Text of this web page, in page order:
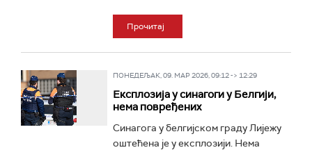
Прочитај
ПОНЕДЕЉАК, 09. МАР 2026, 09:12 -> 12:29
Експлозија у синагоги у Белгији,
нема повређених
Синагога у белгијском граду Лијежу
оштећена је у експлозији. Нема